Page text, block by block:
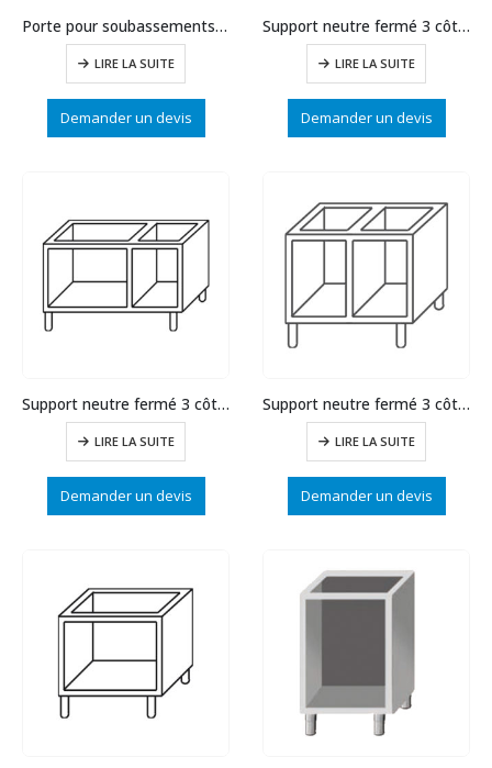
Porte pour soubassements d’oite Module 400
LIRE LA SUITE
Demander un devis
Support neutre fermé 3 côtés larg.1400
LIRE LA SUITE
Demander un devis
Support neutre fermé 3 côtés larg.1100
LIRE LA SUITE
Demander un devis
Support neutre fermé 3 côtés larg.800
LIRE LA SUITE
Demander un devis